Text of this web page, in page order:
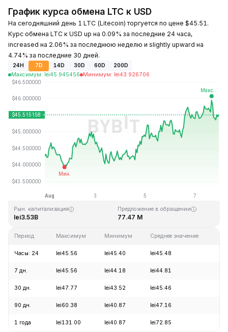
График курса обмена LTC к USD
На сегодняшний день 1 LTC (Litecoin) торгуется по цене $45.51.
Курс обмена LTC к USD up на 0.09% за последние 24 часа,
increased на 2.06% за последнюю неделю и slightly upward на
4.74% за последние 30 дней.
24H 7D 14D 30D 60D
200D
Максимум: lei45.945456 Минимум: lei43.926706
Последнее обновление: 22:19 GMT+0 2026-08-07
Исторический максимум
Рын. капитализация
lei3.53B
Предложение в обращении
77.47 M
Период Максимум Минимум Среднее значение
Часы: 24 lei45.56 lei45.40 lei45.48
7 дн. lei45.56 lei44.18 lei44.81
30 дн. lei47.77 lei43.52 lei45.46
90 дн. lei60.38 lei40.87 lei47.16
1 года lei131.00 lei40.87 lei72.85